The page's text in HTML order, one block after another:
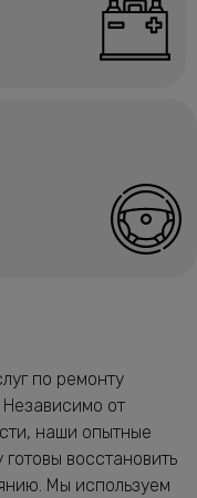
по ремонту
от
наши опытные
восстановить
Мы используем